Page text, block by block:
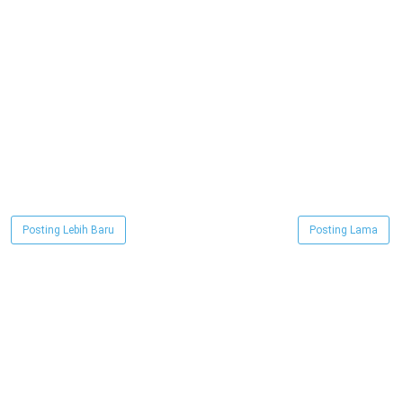
Posting Lebih Baru Posting Lama